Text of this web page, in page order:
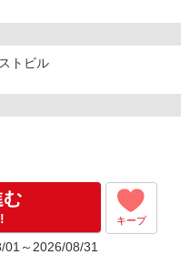
トビル
む
キープ
01～2026/08/31